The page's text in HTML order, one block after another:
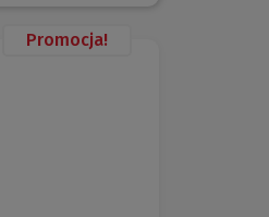
Promocja!